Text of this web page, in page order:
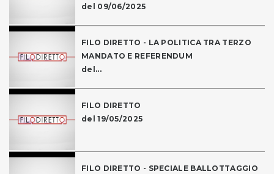
del 09/06/2025
FILO DIRETTO - LA POLITICA TRA TERZO
MANDATO E REFERENDUM
del...
FILO DIRETTO
del 19/05/2025
FILO DIRETTO - SPECIALE BALLOTTAGGIO